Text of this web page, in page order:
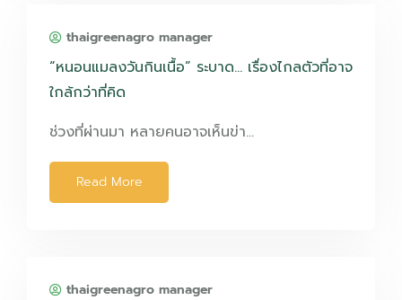
thaigreenagro manager
“หนอนแมลงวันกินเนื้อ” ระบาด… เรื่องไกลตัวที่อาจ
ใกล้กว่าที่คิด
ช่วงที่ผ่านมา หลายคนอาจเห็นข่า…
Read More
thaigreenagro manager